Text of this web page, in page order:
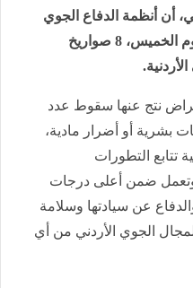
أن أنظمة الدفاع الجوي
الأردنية اعترضت وأسقطت، اليوم الخميس، 8 صواريخ
نتج عنها سقوط عدد
بشرية أو أضرار مادية،
تتابع التطورات
وتعمل ضمن أعلى درجات
عن سيادتها وسلامة
الجوي الأردني من أي